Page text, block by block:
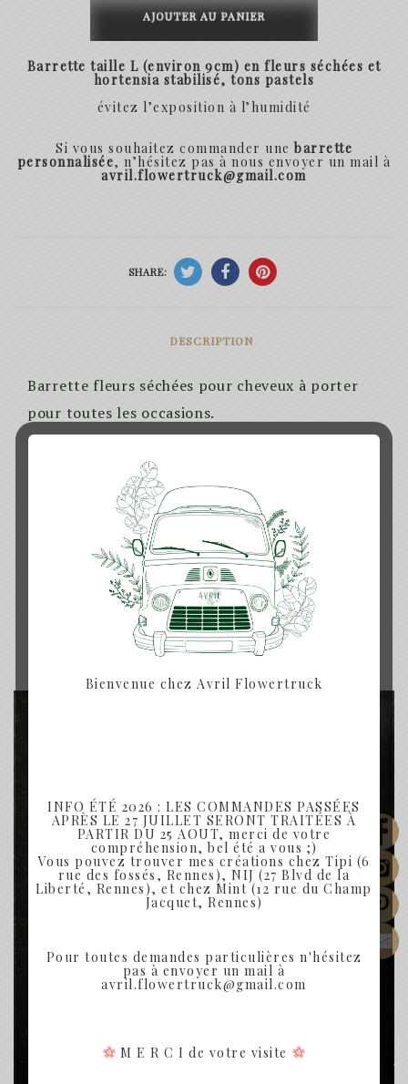
de
Barrette
Joanna
AJOUTER AU PANIER
Barrette taille L (environ 9cm) en fleurs séchées et
hortensia stabilisé, tons pastels
évitez l’exposition à l’humidité
Si vous souhaitez commander une barrette
personnalisée, n’hésitez pas à nous envoyer un mail à
avril.flowertruck@gmail.com
SHARE:
DESCRIPTION
Barrette fleurs séchées pour cheveux à porter
pour toutes les occasions.
Produits similaires
Bienvenue chez Avril Flowertruck
INFO ÉTÉ 2026 : LES COMMANDES PASSÉES
APRÈS LE 27 JUILLET SERONT TRAITÉES À
PARTIR DU 25 AOUT, merci de votre
compréhension, bel été a vous ;)
Vous pouvez trouver mes créations chez Tipi (6
rue des fossés, Rennes), NIJ (27 Blvd de la
Liberté, Rennes), et chez Mint (12 rue du Champ
Jacquet, Rennes)
Pour toutes demandes particulières n'hésitez
pas à envoyer un mail à
avril.flowertruck@gmail.com
M E R C I de votre visite